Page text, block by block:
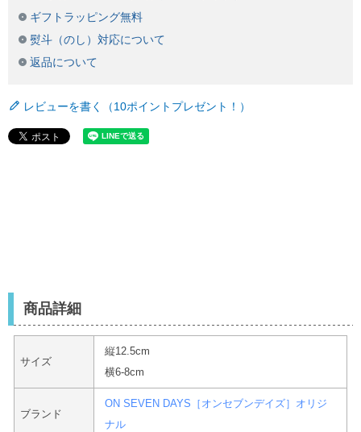
ギフトラッピング無料
熨斗（のし）対応について
返品について
レビューを書く（10ポイントプレゼント！）
商品詳細
サイズ
縦12.5cm
横6-8cm
ブランド
ON SEVEN DAYS［オンセブンデイズ］オリジ
ナル